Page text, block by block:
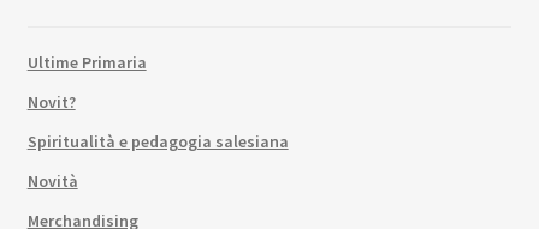
Ultime Primaria
Novit?
Spiritualità e pedagogia salesiana
Novità
Merchandising